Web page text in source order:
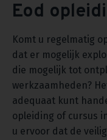
Eod
Komt u regelmatig
dat er mogelijk
die mogelijk tot
werkzaamheden?
adequaat kunt
opleiding of cursus
u ervoor dat de